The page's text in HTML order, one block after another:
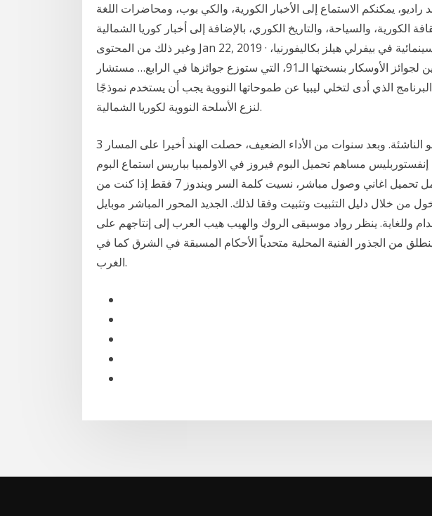
راديو، يمكنكم الاستماع إلى الأخبار الكورية، والكي بوب، ومحاضرات اللغة
الكورية، والسياحة، والتاريخ الكوري، بالإضافة إلى أخبار كوريا الشمالية
وغير ذلك من المحتوى Jan 22, 2019 · أعلنت أكاديمية الفنون والعلوم السينمائية في بيفرلي هيلز بكاليفورنيا،
الثلثاء، عن أسماء أبرز المرشحين لجوائز الأوسكار بنسختها الـ91، التي ستوزع جوائزها في الرابع… مستشار
الذي أدى لتخلي ليبيا عن طموحاتها النووية يجب أن يستخدم نموذجًا
لنزع الأسلحة النووية لكوريا الشمالية.
3 الأسهم الهندية لشراء للنمو الناشئة. وبعد سنوات من الأداء الضعيف، حصلت الهند أخيرا على المسار
مساهم تحميل البوم فيروز في الاولمبيا بباريس استماع البوم
في الاولمبيا بباريس كامل تحميل اغاني وصول مباشر، نسيت كلمة السر ويندوز 7 فقط إذا كنت من
7. 2 يرجى الدخول من خلال دليل التثبيت وتثبيت وفقا لذلك. الجديد المحور المباشر موبايل
وللغاية. ينظر رواد موسيقى الروك والهيب هيب العرب إلى إنتاجهم على
من الجذور الفنية المحلية متحدياً الأحكام المسبقة في الشرق كما في
الغرب.